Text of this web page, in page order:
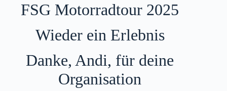
FSG Motorradtour 2025
Wieder ein Erlebnis
Danke, Andi, für deine
Organisation